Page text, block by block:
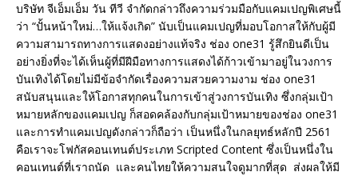
บริษัท จีเอ็มเอ็ม วัน ทีวี จำกัดกล่าวถึงความร่วมมือกับแคมเปญพิเศษนี้
ว่า “ปั้นหน้าใหม่…ให้แจ้งเกิด” นับเป็นแคมเปญที่มอบโอกาสให้กับผู้มี
ความสามารถทางการแสดงอย่างแท้จริง ช่อง one31 รู้สึกยินดีเป็น
อย่างยิ่งที่จะได้เห็นผู้ที่มีฝีมือทางการแสดงได้ก้าวเข้ามาอยู่ในวงการ
บันเทิงได้โดยไม่มีข้อจำกัดเรื่องความสวยความงาม ช่อง one31
สนับสนุนและให้โอกาสทุกคนในการเข้าสู่วงการบันเทิง ซึ่งกลุ่มเป้า
หมายหลักของแคมเปญ ก็สอดคล้องกับกลุ่มเป้าหมายของช่อง one31
และการทำแคมเปญดังกล่าวก็ถือว่า เป็นหนึ่งในกลยุทธ์หลักปี 2561
คือเราจะโฟกัสคอนเทนต์ประเภท Scripted Content ซึ่งเป็นหนึ่งใน
คอนเทนต์ที่เราถนัด และคนไทยให้ความสนใจดูมากที่สุด ส่งผลให้มี